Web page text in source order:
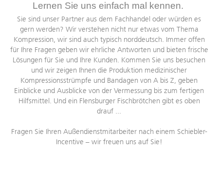
Lernen Sie uns einfach mal kennen.
Sie sind unser Partner aus dem Fachhandel oder würden es
gern werden? Wir verstehen nicht nur etwas vom Thema
Kompression, wir sind auch typisch norddeutsch. Immer offen
für Ihre Fragen geben wir ehrliche Antworten und bieten frische
Lösungen für Sie und Ihre Kunden. Kommen Sie uns besuchen
und wir zeigen Ihnen die Produktion medizinischer
Kompressionsstrümpfe und Bandagen von A bis Z, geben
Einblicke und Ausblicke von der Vermessung bis zum fertigen
Hilfsmittel. Und ein Flensburger Fischbrötchen gibt es oben
drauf ...
Fragen Sie Ihren Außendienstmitarbeiter nach einem Schiebler-
Incentive – wir freuen uns auf Sie!